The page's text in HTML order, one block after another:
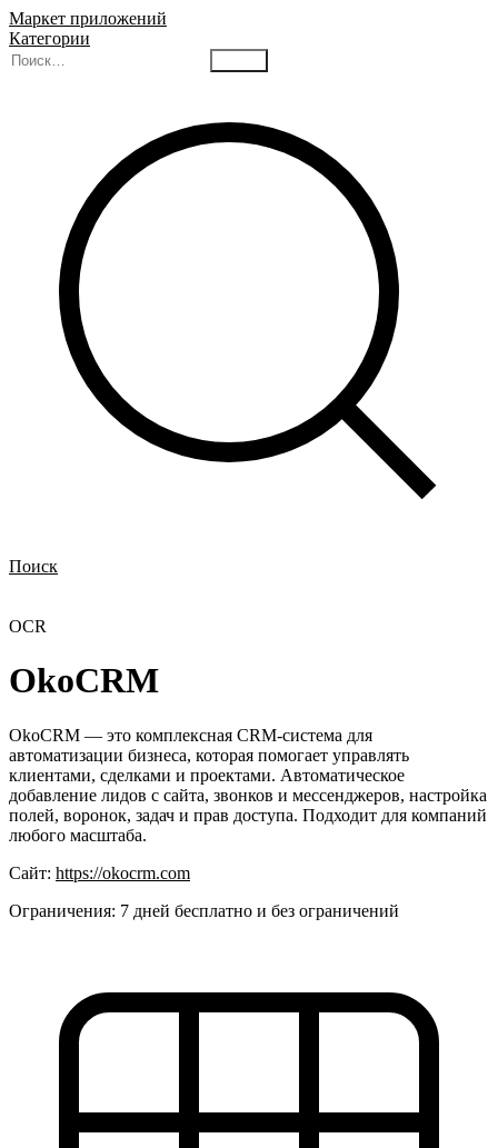
Маркет приложений
Категории
Поиск
OCR
OkoCRM
OkoCRM — это комплексная CRM-система для
автоматизации бизнеса, которая помогает управлять
клиентами, сделками и проектами. Автоматическое
добавление лидов с сайта, звонков и мессенджеров, настройка
полей, воронок, задач и прав доступа. Подходит для компаний
любого масштаба.
Сайт: https://okocrm.com
Ограничения: 7 дней бесплатно и без ограничений